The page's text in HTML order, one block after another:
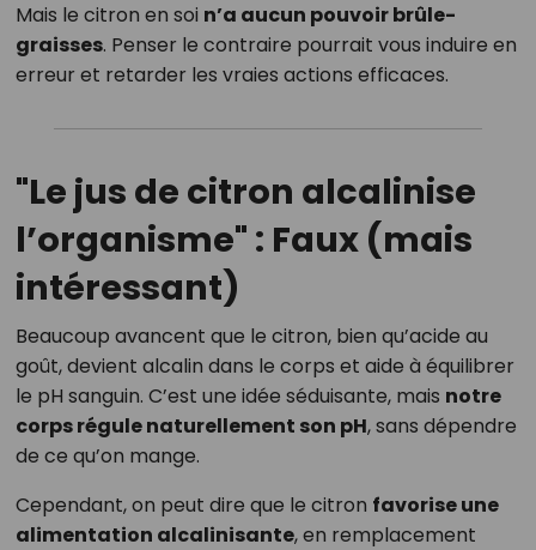
Mais le citron en soi n’a aucun pouvoir brûle-
graisses. Penser le contraire pourrait vous induire en
erreur et retarder les vraies actions efficaces.
"Le jus de citron alcalinise
l’organisme" : Faux (mais
intéressant)
Beaucoup avancent que le citron, bien qu’acide au
goût, devient alcalin dans le corps et aide à équilibrer
le pH sanguin. C’est une idée séduisante, mais notre
corps régule naturellement son pH, sans dépendre
de ce qu’on mange.
Cependant, on peut dire que le citron favorise une
alimentation alcalinisante, en remplacement